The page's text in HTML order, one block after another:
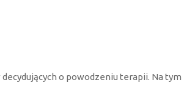
o powodzeniu terapii. Na tym